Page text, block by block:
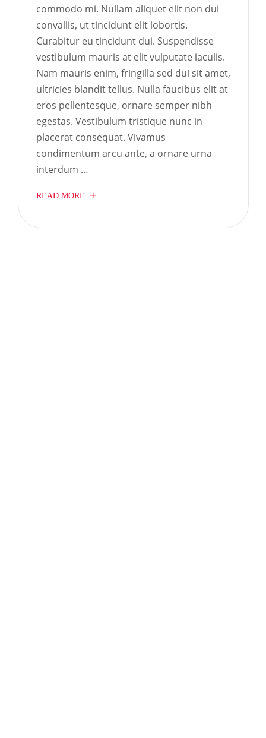
commodo mi. Nullam aliquet elit non dui
convallis, ut tincidunt elit lobortis.
Curabitur eu tincidunt dui. Suspendisse
vestibulum mauris at elit vulputate iaculis.
Nam mauris enim, fringilla sed dui sit amet,
ultricies blandit tellus. Nulla faucibus elit at
eros pellentesque, ornare semper nibh
egestas. Vestibulum tristique nunc in
placerat consequat. Vivamus
condimentum arcu ante, a ornare urna
interdum …
READ MORE